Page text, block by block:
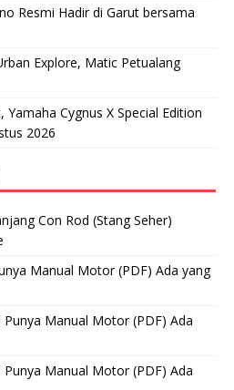
Resmi Hadir di Garut bersama
Explore, Matic Petualang
Cygnus X Special Edition
2026
Con Rod (Stang Seher)
Manual Motor (PDF) Ada yang
Manual Motor (PDF) Ada
Manual Motor (PDF) Ada